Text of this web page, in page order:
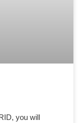
you will